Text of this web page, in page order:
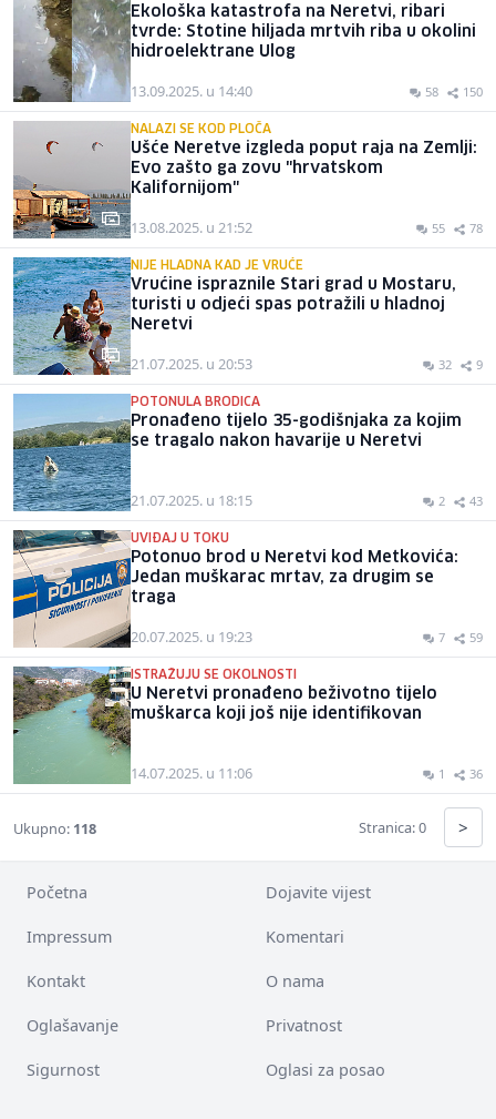
Ekološka katastrofa na Neretvi, ribari
tvrde: Stotine hiljada mrtvih riba u okolini
hidroelektrane Ulog
13.09.2025. u 14:40 58 150
NALAZI SE KOD PLOČA
Ušće Neretve izgleda poput raja na Zemlji:
Evo zašto ga zovu "hrvatskom
Kalifornijom"
13.08.2025. u 21:52 55 78
NIJE HLADNA KAD JE VRUĆE
Vrućine ispraznile Stari grad u Mostaru,
turisti u odjeći spas potražili u hladnoj
Neretvi
21.07.2025. u 20:53 32 9
POTONULA BRODICA
Pronađeno tijelo 35-godišnjaka za kojim
se tragalo nakon havarije u Neretvi
21.07.2025. u 18:15 2 43
UVIĐAJ U TOKU
Potonuo brod u Neretvi kod Metkovića:
Jedan muškarac mrtav, za drugim se
traga
20.07.2025. u 19:23 7 59
ISTRAŽUJU SE OKOLNOSTI
U Neretvi pronađeno beživotno tijelo
muškarca koji još nije identifikovan
14.07.2025. u 11:06 1 36
Ukupno: 118 Stranica: 0 >
Početna Dojavite vijest
Impressum Komentari
Kontakt O nama
Oglašavanje Privatnost
Sigurnost Oglasi za posao